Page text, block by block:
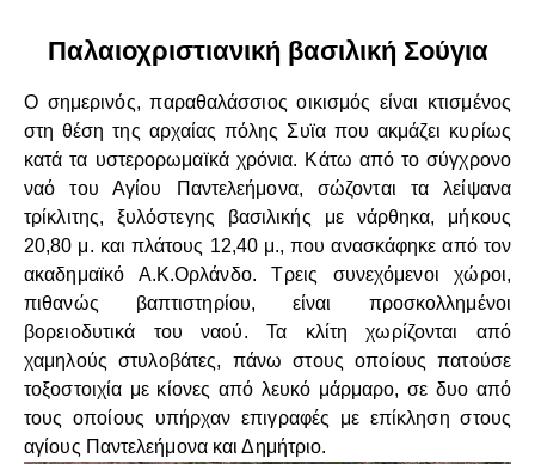
Παλαιοχριστιανική βασιλική Σούγια
Ο σημερινός, παραθαλάσσιος οικισμός είναι κτισμένος
στη θέση της αρχαίας πόλης Συϊα που ακμάζει κυρίως
κατά τα υστερορωμαϊκά χρόνια. Κάτω από το σύγχρονο
ναό του Αγίου Παντελεήμονα, σώζονται τα λείψανα
τρίκλιτης, ξυλόστεγης βασιλικής με νάρθηκα, μήκους
20,80 μ. και πλάτους 12,40 μ., που ανασκάφηκε από τον
ακαδημαϊκό Α.Κ.Ορλάνδο. Τρεις συνεχόμενοι χώροι,
πιθανώς βαπτιστηρίου, είναι προσκολλημένοι
βορειοδυτικά του ναού. Τα κλίτη χωρίζονται από
χαμηλούς στυλοβάτες, πάνω στους οποίους πατούσε
τοξοστοιχία με κίονες από λευκό μάρμαρο, σε δυο από
τους οποίους υπήρχαν επιγραφές με επίκληση στους
αγίους Παντελεήμονα και Δημήτριο.